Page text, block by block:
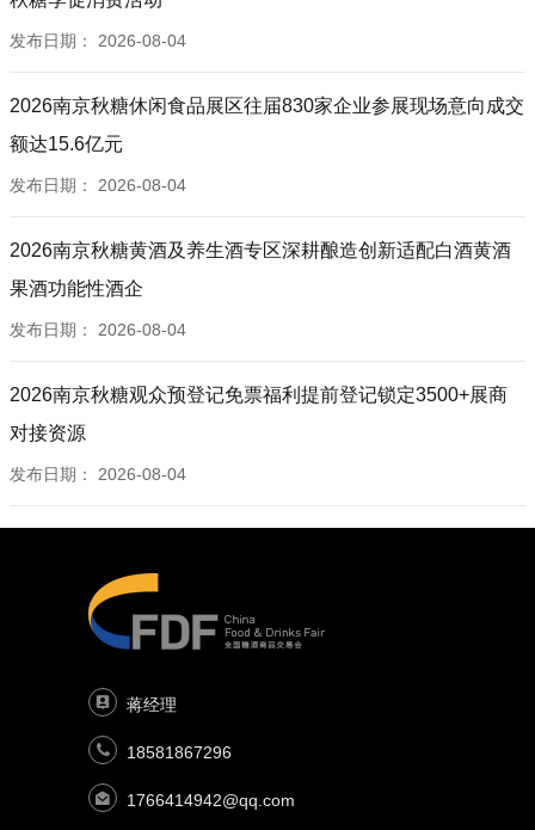
发布日期： 2026-08-04
2026南京秋糖休闲食品展区往届830家企业参展现场意向成交
额达15.6亿元
发布日期： 2026-08-04
2026南京秋糖黄酒及养生酒专区深耕酿造创新适配白酒黄酒
果酒功能性酒企
发布日期： 2026-08-04
2026南京秋糖观众预登记免票福利提前登记锁定3500+展商
对接资源
发布日期： 2026-08-04
蒋经理
18581867296
1766414942@qq.com